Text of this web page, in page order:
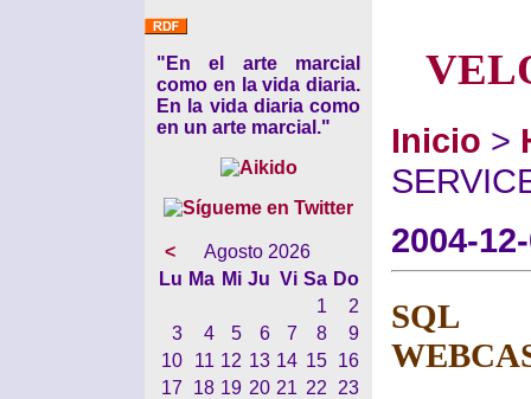
"En el arte marcial
como en la vida diaria.
En la vida diaria como
en un arte marcial."
<
Agosto 2026
Lu Ma Mi Ju Vi Sa Do
1
2
3
4 5 6 7 8
9
10
11 12 13 14 15
16
17
18 19 20 21 22
23
Inicio >
2004-
SQL